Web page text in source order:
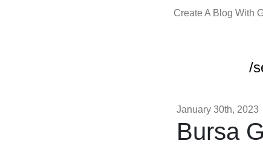
Create A Blog With
/
January 30th, 2023
Bursa